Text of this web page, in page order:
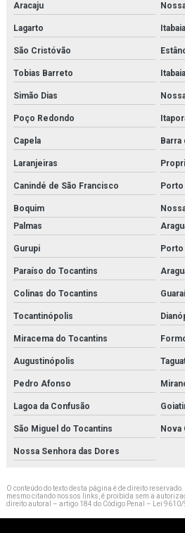
Aracaju
Lagarto
São Cristóvão
Tobias Barreto
Simão Dias
Poço Redondo
Capela
Laranjeiras
Canindé de São Francisco Porto
Boquim
Palmas
Gurupi Porto
Paraíso do Tocantins
Colinas do Tocantins Guaraí
Tocantinópolis
Miracema do Tocantins
Augustinópolis
Pedro Afonso
Lagoa da Confusão
São Miguel do Tocantins Nova
Nossa Senhora das Dores
O conteúdo do texto desta página é de direito reservado.
mesmo citando nossos links, é proibida sem a
direito autoral – artigo 184 do Código Penal –
Lei